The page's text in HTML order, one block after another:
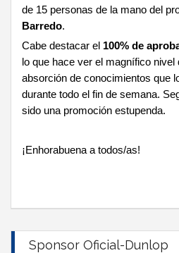
de 15 personas de la mano del
Barredo.
Cabe destacar el 100% de
lo que hace ver el magnífico
absorción de conocimientos que
durante todo el fin de semana.
sido una promoción estupenda.
¡Enhorabuena a todos/as!
Sponsor Oficial-Dunlop